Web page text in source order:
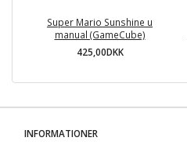
Super Mario Sunshine u
manual (GameCube)
425,00DKK
INFORMATIONER